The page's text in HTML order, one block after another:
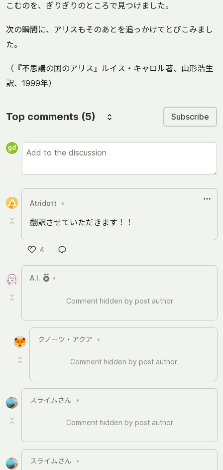
こむのを、ぎりぎりのところで見つけました。
次の瞬間に、アリスもそのあとを追っかけてとびこみまし
た。
（『不思議の国のアリス』ルイス・キャロル著、山形浩生
訳、1999年）
Top comments (5) Subscribe
Atridott •
翻訳させていただきます！！
4
Like
A.I.
•
Comment hidden by post author
クノーツ・アクア •
Comment hidden by post author
スライムさん •
Comment hidden by post author
スライムさん •